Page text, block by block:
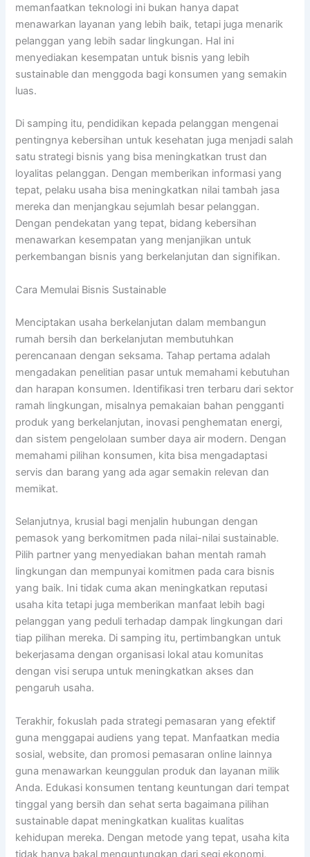
memanfaatkan teknologi ini bukan hanya dapat
menawarkan layanan yang lebih baik, tetapi juga menarik
pelanggan yang lebih sadar lingkungan. Hal ini
menyediakan kesempatan untuk bisnis yang lebih
sustainable dan menggoda bagi konsumen yang semakin
luas.
Di samping itu, pendidikan kepada pelanggan mengenai
pentingnya kebersihan untuk kesehatan juga menjadi salah
satu strategi bisnis yang bisa meningkatkan trust dan
loyalitas pelanggan. Dengan memberikan informasi yang
tepat, pelaku usaha bisa meningkatkan nilai tambah jasa
mereka dan menjangkau sejumlah besar pelanggan.
Dengan pendekatan yang tepat, bidang kebersihan
menawarkan kesempatan yang menjanjikan untuk
perkembangan bisnis yang berkelanjutan dan signifikan.
Cara Memulai Bisnis Sustainable
Menciptakan usaha berkelanjutan dalam membangun
rumah bersih dan berkelanjutan membutuhkan
perencanaan dengan seksama. Tahap pertama adalah
mengadakan penelitian pasar untuk memahami kebutuhan
dan harapan konsumen. Identifikasi tren terbaru dari sektor
ramah lingkungan, misalnya pemakaian bahan pengganti
produk yang berkelanjutan, inovasi penghematan energi,
dan sistem pengelolaan sumber daya air modern. Dengan
memahami pilihan konsumen, kita bisa mengadaptasi
servis dan barang yang ada agar semakin relevan dan
memikat.
Selanjutnya, krusial bagi menjalin hubungan dengan
pemasok yang berkomitmen pada nilai-nilai sustainable.
Pilih partner yang menyediakan bahan mentah ramah
lingkungan dan mempunyai komitmen pada cara bisnis
yang baik. Ini tidak cuma akan meningkatkan reputasi
usaha kita tetapi juga memberikan manfaat lebih bagi
pelanggan yang peduli terhadap dampak lingkungan dari
tiap pilihan mereka. Di samping itu, pertimbangkan untuk
bekerjasama dengan organisasi lokal atau komunitas
dengan visi serupa untuk meningkatkan akses dan
pengaruh usaha.
Terakhir, fokuslah pada strategi pemasaran yang efektif
guna menggapai audiens yang tepat. Manfaatkan media
sosial, website, dan promosi pemasaran online lainnya
guna menawarkan keunggulan produk dan layanan milik
Anda. Edukasi konsumen tentang keuntungan dari tempat
tinggal yang bersih dan sehat serta bagaimana pilihan
sustainable dapat meningkatkan kualitas kualitas
kehidupan mereka. Dengan metode yang tepat, usaha kita
tidak hanya bakal menguntungkan dari segi ekonomi,